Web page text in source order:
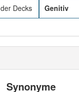
der Decks Genitiv
Synonyme